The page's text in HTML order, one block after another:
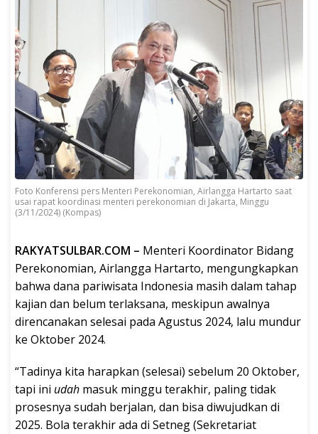
Foto Konferensi pers Menteri Perekonomian, Airlangga Hartarto saat
usai rapat koordinasi menteri perekonomian di Jakarta, Minggu
(3/11/2024) (Kompas)
RAKYATSULBAR.COM – Menteri Koordinator Bidang
Perekonomian, Airlangga Hartarto, mengungkapkan
bahwa dana pariwisata Indonesia masih dalam tahap
kajian dan belum terlaksana, meskipun awalnya
direncanakan selesai pada Agustus 2024, lalu mundur
ke Oktober 2024.
“Tadinya kita harapkan (selesai) sebelum 20 Oktober,
tapi ini udah masuk minggu terakhir, paling tidak
prosesnya sudah berjalan, dan bisa diwujudkan di
2025. Bola terakhir ada di Setneg (Sekretariat